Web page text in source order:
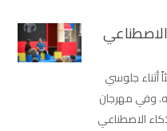
الاصطناعي
أثناء جلوسي
وفي مهرجان
الاصطناعي